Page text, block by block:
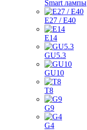
Smart лампы
E27 / E40
E14
GU5.3
GU10
T8
G9
G4